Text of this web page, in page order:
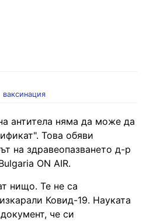
ваксинация
антитела няма да може да
Това обяви
на здравеопазването д-р
ON AIR.
нищо. Те не са
Ковид-19. Науката
че си